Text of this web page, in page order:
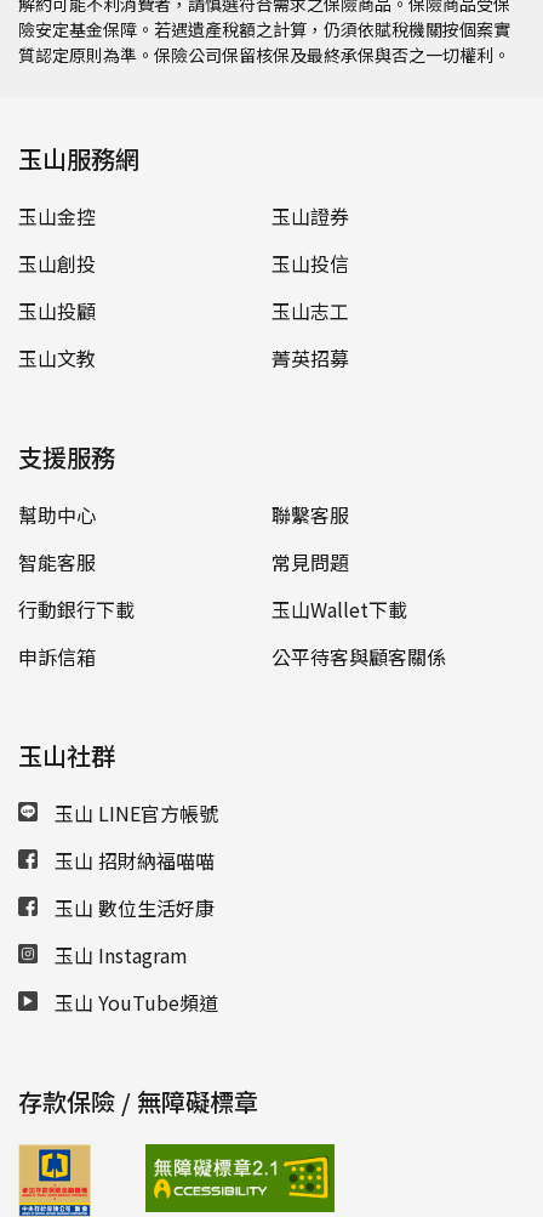
險安定基金保障。若遇遺產稅額之計算，仍須依賦稅機關按個案實
質認定原則為準。保險公司保留核保及最終承保與否之一切權利。
玉山服務網
玉山金控
玉山證券
玉山創投
玉山投信
玉山投顧
玉山志工
玉山文教
菁英招募
支援服務
幫助中心
聯繫客服
智能客服
常見問題
行動銀行下載
玉山Wallet下載
申訴信箱
公平待客與顧客關係
玉山社群
玉山 LINE官方帳號
玉山 招財納福喵喵
玉山 數位生活好康
玉山 Instagram
玉山 YouTube頻道
存款保險 / 無障礙標章